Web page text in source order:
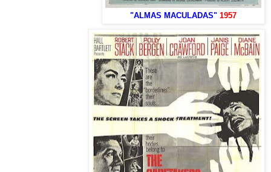
"ALMAS MACULADAS" 1957